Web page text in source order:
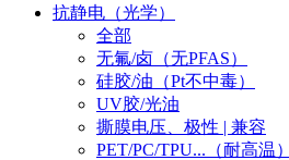
抗静电（光学）
全部
无氟/卤（无PFAS）
硅胶/油（Pt不中毒）
UV胶/光油
撕膜电压、极性 | 兼容
PET/PC/TPU...（耐高温）